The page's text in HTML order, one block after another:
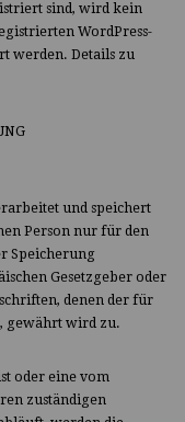
sind, wird kein
WordPress-
werden. Details zu
und speichert
Person nur für den
Speicherung
Gesetzgeber oder
denen der für
gewährt wird zu.
oder eine vom
zuständigen